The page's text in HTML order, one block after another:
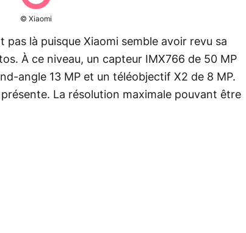
© Xiaomi
pas là puisque Xiaomi semble avoir revu sa
À ce niveau, un capteur IMX766 de 50 MP
angle 13 MP et un téléobjectif X2 de 8 MP.
La résolution maximale pouvant être